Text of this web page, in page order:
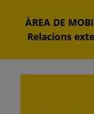
content
ÀREA DE
Relacions